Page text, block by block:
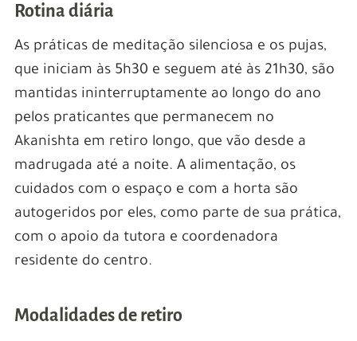
Rotina diária
As práticas de meditação silenciosa e os pujas,
que iniciam às 5h30 e seguem até às 21h30, são
mantidas ininterruptamente ao longo do ano
pelos praticantes que permanecem no
Akanishta em retiro longo, que vão desde a
madrugada até a noite. A alimentação, os
cuidados com o espaço e com a horta são
autogeridos por eles, como parte de sua prática,
com o apoio da tutora e coordenadora
residente do centro.
Modalidades de retiro